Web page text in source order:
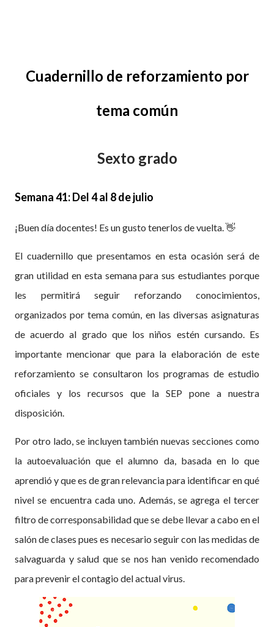
Cuadernillo de reforzamiento por
tema común
Sexto grado
Semana 41: Del 4 al 8 de julio
¡Buen día docentes! Es un gusto tenerlos de vuelta. 👋
El cuadernillo que presentamos en esta ocasión será de
gran utilidad en esta semana para sus estudiantes porque
les permitirá seguir reforzando conocimientos,
organizados por tema común, en las diversas asignaturas
de acuerdo al grado que los niños estén cursando. Es
importante mencionar que para la elaboración de este
reforzamiento se consultaron los programas de estudio
oficiales y los recursos que la SEP pone a nuestra
disposición.
Por otro lado, se incluyen también nuevas secciones como
la autoevaluación que el alumno da, basada en lo que
aprendió y que es de gran relevancia para identificar en qué
nivel se encuentra cada uno. Además, se agrega el tercer
filtro de corresponsabilidad que se debe llevar a cabo en el
salón de clases pues es necesario seguir con las medidas de
salvaguarda y salud que se nos han venido recomendado
para prevenir el contagio del actual virus.